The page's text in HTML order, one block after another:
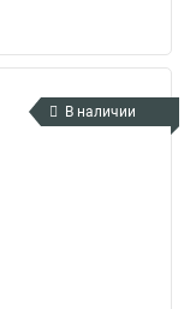
В наличии